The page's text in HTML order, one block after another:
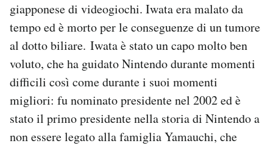
AREA PERSONALE
Area Personale
Newsletter
Hai bisogno di aiuto?
Esci
giapponese di videogiochi. Iwata era malato da
tempo ed è morto per le conseguenze di un tumore
al dotto biliare. Iwata è stato un capo molto ben
voluto, che ha guidato Nintendo durante momenti
difficili così come durante i suoi momenti
migliori: fu nominato presidente nel 2002 ed è
stato il primo presidente nella storia di Nintendo a
non essere legato alla famiglia Yamauchi, che